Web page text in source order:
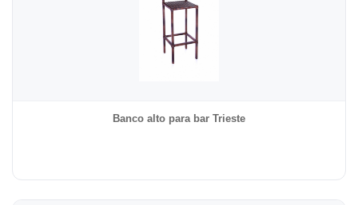
Banco alto para bar Trieste